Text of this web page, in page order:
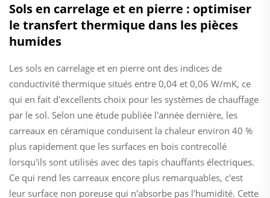
Sols en carrelage et en pierre : optimiser
le transfert thermique dans les pièces
humides
Les sols en carrelage et en pierre ont des indices de
conductivité thermique situés entre 0,04 et 0,06 W/mK, ce
qui en fait d'excellents choix pour les systèmes de chauffage
par le sol. Selon une étude publiée l'année dernière, les
carreaux en céramique conduisent la chaleur environ 40 %
plus rapidement que les surfaces en bois contrecollé
lorsqu'ils sont utilisés avec des tapis chauffants électriques.
Ce qui rend les carreaux encore plus remarquables, c'est
leur surface non poreuse qui n'absorbe pas l'humidité. Cette